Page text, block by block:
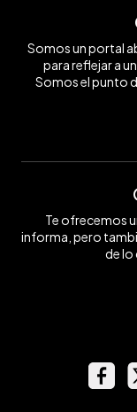
Somos un portal
para reflejar a
Somos el punto
Te ofrecemos
informa, pero
de lo